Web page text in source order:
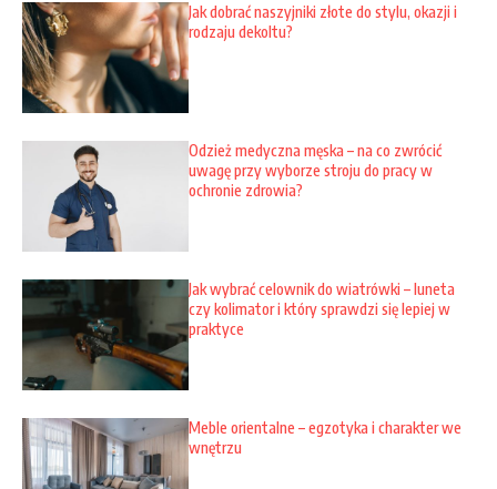
Jak dobrać naszyjniki złote do stylu, okazji i
rodzaju dekoltu?
Odzież medyczna męska – na co zwrócić
uwagę przy wyborze stroju do pracy w
ochronie zdrowia?
Jak wybrać celownik do wiatrówki – luneta
czy kolimator i który sprawdzi się lepiej w
praktyce
Meble orientalne – egzotyka i charakter we
wnętrzu